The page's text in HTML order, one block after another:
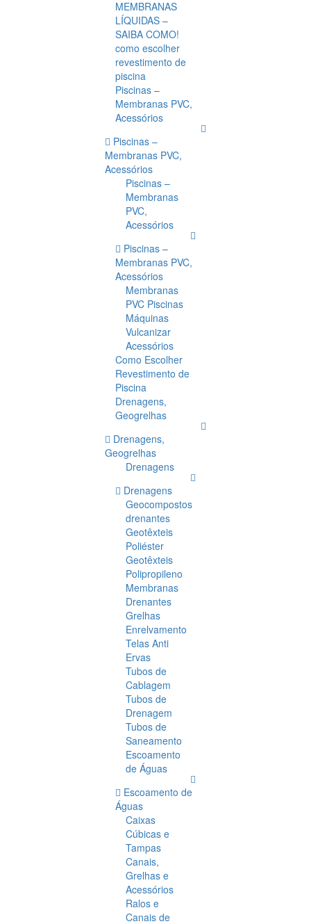
MEMBRANAS
LÍQUIDAS –
SAIBA COMO!
como escolher
revestimento de
piscina
Piscinas –
Membranas PVC,
Acessórios
Piscinas –
Membranas PVC,
Acessórios
Piscinas –
Membranas
PVC,
Acessórios
Piscinas –
Membranas PVC,
Acessórios
Membranas
PVC Piscinas
Máquinas
Vulcanizar
Acessórios
Como Escolher
Revestimento de
Piscina
Drenagens,
Geogrelhas
Drenagens,
Geogrelhas
Drenagens
Drenagens
Geocompostos
drenantes
Geotêxteis
Poliéster
Geotêxteis
Polipropileno
Membranas
Drenantes
Grelhas
Enrelvamento
Telas Anti
Ervas
Tubos de
Cablagem
Tubos de
Drenagem
Tubos de
Saneamento
Escoamento
de Águas
Escoamento de
Águas
Caixas
Cúbicas e
Tampas
Canais,
Grelhas e
Acessórios
Ralos e
Canais de